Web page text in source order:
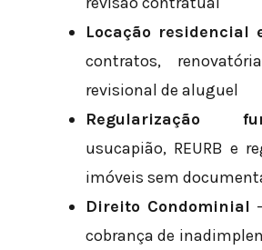
Locação residencial
contratos,
revisional de aluguel
Regularização
usucapião, REURB e
imóveis sem
Direito Condominial
cobrança de